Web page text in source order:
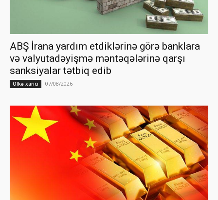
ABŞ İrana yardım etdiklərinə görə banklara
və valyutadəyişmə məntəqələrinə qarşı
sanksiyalar tətbiq edib
Ölkə xarici 07/08/2026